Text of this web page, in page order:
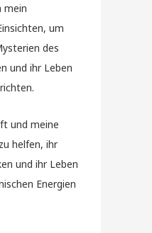
mein
um
des
und ihr Leben
und meine
helfen, ihr
und ihr Leben
Energien